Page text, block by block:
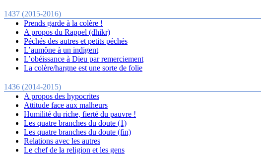
1437 (2015-2016)
Prends garde à la colère !
A propos du Rappel (dhikr)
Péchés des autres et petits péchés
L’aumône à un indigent
L’obéissance à Dieu par remerciement
La colère/hargne est une sorte de folie
1436 (2014-2015)
A propos des hypocrites
Attitude face aux malheurs
Humilité du riche, fierté du pauvre !
Les quatre branches du doute (1)
Les quatre branches du doute (fin)
Relations avec les autres
Le chef de la religion et les gens